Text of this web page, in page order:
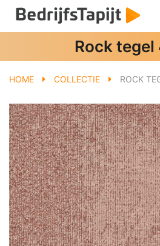
Rock tegel
HOME COLLECTIE ROCK